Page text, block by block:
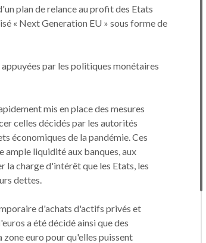
plan de relance au profit des Etats
« Next Generation EU » sous forme de
par les politiques monétaires
mis en place des mesures
celles décidés par les autorités
économiques de la pandémie. Ces
liquidité aux banques, aux
la charge d'intérêt que les Etats, les
dettes.
d'achats d'actifs privés et
a été décidé ainsi que des
zone euro pour qu'elles puissent